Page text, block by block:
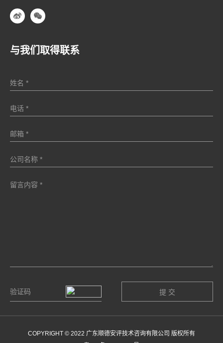
与我们取得联系
COPYRIGHT © 2022 广东顺德安评技术咨询有限公司 版权所有